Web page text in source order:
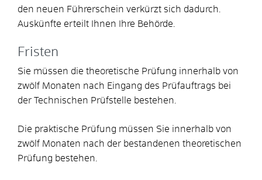
den neuen Führerschein verkürzt sich dadurch.
Auskünfte erteilt Ihnen Ihre Behörde.
Fristen
Sie müssen die theoretische Prüfung innerhalb von
zwölf Monaten nach Eingang des Prüfauftrags bei
der Technischen Prüfstelle bestehen.
Die praktische Prüfung müssen Sie innerhalb von
zwölf Monaten nach der bestandenen theoretischen
Prüfung bestehen.